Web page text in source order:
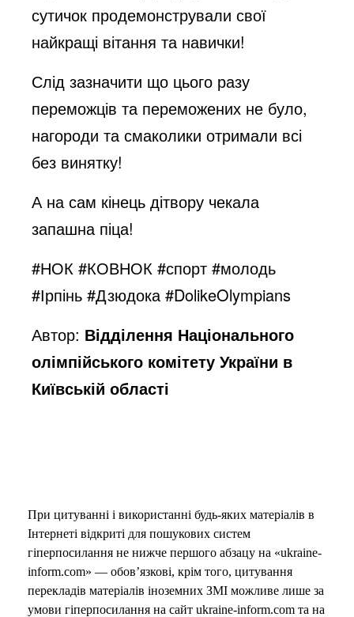
сутичок продемонстрували свої
найкращі вітання та навички!
Слід зазначити що цього разу
переможців та переможених не було,
нагороди та смаколики отримали всі
без винятку!
А на сам кінець дітвору чекала
запашна піца!
#НОК #КОВНОК #спорт #молодь
#Ірпінь #Дзюдока #DolikeOlympians
Автор: Відділення Національного
олімпійського комітету України в
Київській області
При цитуванні і використанні будь-яких матеріалів в
Інтернеті відкриті для пошукових систем
гіперпосилання не нижче першого абзацу на «ukraine-
inform.com» — обов’язкові, крім того, цитування
перекладів матеріалів іноземних ЗМІ можливе лише за
умови гіперпосилання на сайт ukraine-inform.com та на